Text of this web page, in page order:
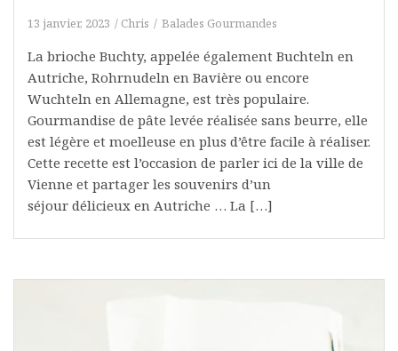
13 janvier, 2023 Chris Balades Gourmandes
La brioche Buchty, appelée également Buchteln en
Autriche, Rohrnudeln en Bavière ou encore
Wuchteln en Allemagne, est très populaire.
Gourmandise de pâte levée réalisée sans beurre, elle
est légère et moelleuse en plus d’être facile à réaliser.
Cette recette est l’occasion de parler ici de la ville de
Vienne et partager les souvenirs d’un
séjour délicieux en Autriche … La […]